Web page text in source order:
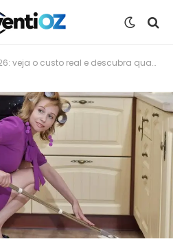
o custo real e descubra quanto você vai gastar